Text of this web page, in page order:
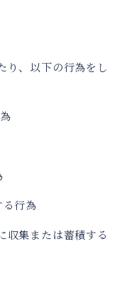
り、以下の行為をし
為
行為
集または蓄積する